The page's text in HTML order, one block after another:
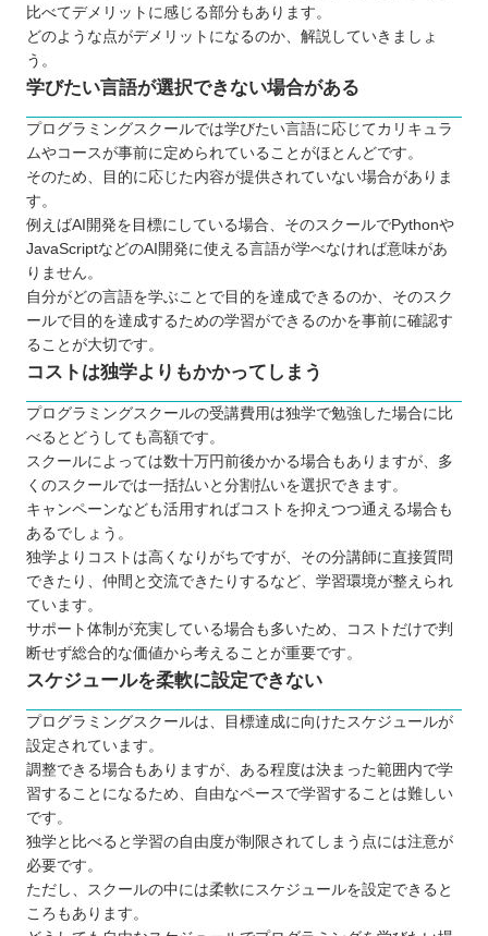
比べてデメリットに感じる部分もあります。
どのような点がデメリットになるのか、解説していきましょ
う。
学びたい言語が選択できない場合がある
プログラミングスクールでは学びたい言語に応じてカリキュラ
ムやコースが事前に定められていることがほとんどです。
そのため、目的に応じた内容が提供されていない場合がありま
す。
例えばAI開発を目標にしている場合、そのスクールでPythonや
JavaScriptなどのAI開発に使える言語が学べなければ意味があ
りません。
自分がどの言語を学ぶことで目的を達成できるのか、そのスク
ールで目的を達成するための学習ができるのかを事前に確認す
ることが大切です。
コストは独学よりもかかってしまう
プログラミングスクールの受講費用は独学で勉強した場合に比
べるとどうしても高額です。
スクールによっては数十万円前後かかる場合もありますが、多
くのスクールでは一括払いと分割払いを選択できます。
キャンペーンなども活用すればコストを抑えつつ通える場合も
あるでしょう。
独学よりコストは高くなりがちですが、その分講師に直接質問
できたり、仲間と交流できたりするなど、学習環境が整えられ
ています。
サポート体制が充実している場合も多いため、コストだけで判
断せず総合的な価値から考えることが重要です。
スケジュールを柔軟に設定できない
プログラミングスクールは、目標達成に向けたスケジュールが
設定されています。
調整できる場合もありますが、ある程度は決まった範囲内で学
習することになるため、自由なペースで学習することは難しい
です。
独学と比べると学習の自由度が制限されてしまう点には注意が
必要です。
ただし、スクールの中には柔軟にスケジュールを設定できると
ころもあります。